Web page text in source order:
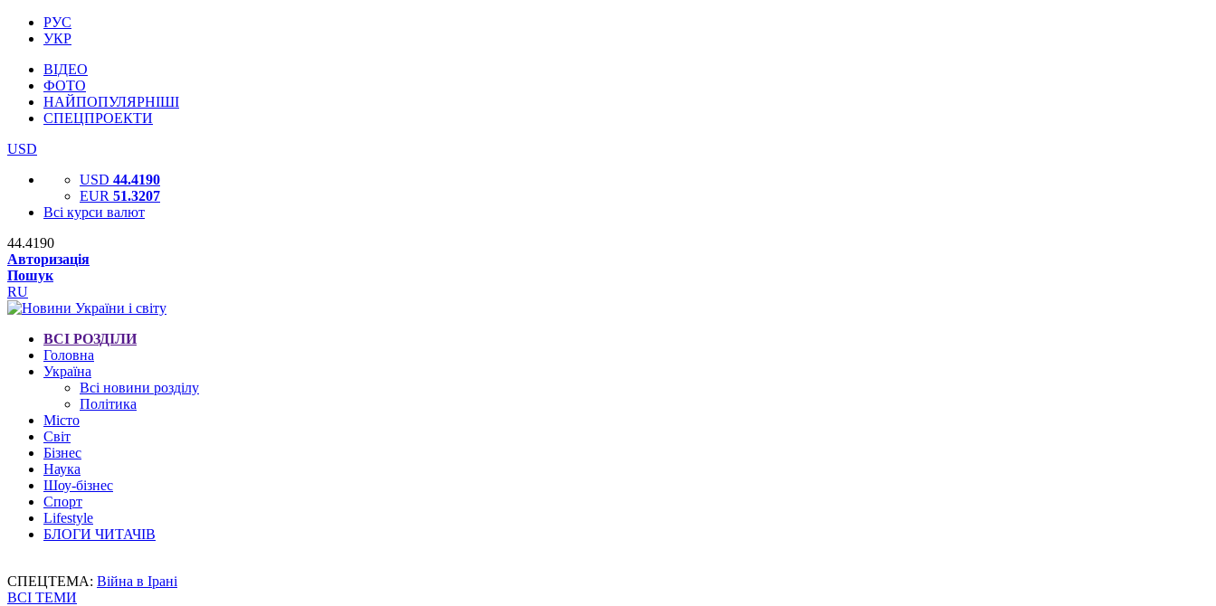
РУС
УКР
ВІДЕО
ФОТО
НАЙПОПУЛЯРНІШІ
СПЕЦПРОЕКТИ
USD
USD 44.4190
EUR 51.3207
Всі курси валют
44.4190
Авторизація
Пошук
RU
ВСІ РОЗДІЛИ
Головна
Україна
Всі новини розділу
Політика
Місто
Світ
Бізнес
Наука
Шоу-бізнес
Спорт
Lifestyle
БЛОГИ ЧИТАЧІВ
СПЕЦТЕМА: Війна в Ірані
ВСІ ТЕМИ